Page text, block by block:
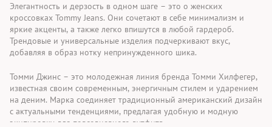
Элегантность и дерзость в одном шаге – это о женских
кроссовках Tommy Jeans. Они сочетают в себе минимализм и
яркие акценты, а также легко впишутся в любой гардероб.
Трендовые и универсальные изделия подчеркивают вкус,
добавляя в образ нотку непринужденного шика.
Томми Джинс – это молодежная линия бренда Томми Хилфегер,
известная своим современным, энергичным стилем и ударением
на деним. Марка соединяет традиционный американский дизайн
с актуальными тенденциями, предлагая удобную и модную
экипировку для повседневного аутфита.